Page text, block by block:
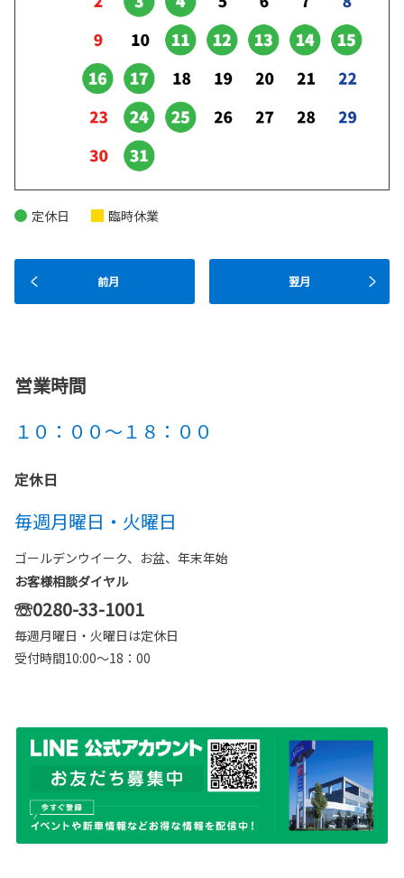
定休日 臨時休業
前月 翌月
営業時間
１０：００～１８：００
定休日
毎週月曜日・火曜日
ゴールデンウイーク、お盆、年末年始
お客様相談ダイヤル
☏0280-33-1001
毎週月曜日・火曜日は定休日
受付時間10:00～18：00